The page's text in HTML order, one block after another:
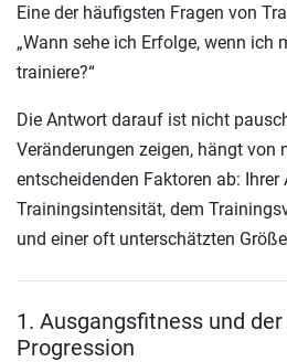
Eine der häufigsten Fragen von
„Wann sehe ich Erfolge, wenn ich
trainiere?“
Die Antwort darauf ist nicht
Veränderungen zeigen, hängt von
entscheidenden Faktoren ab:
Trainingsintensität, dem
und einer oft unterschätzten
1. Ausgangsfitness und
Progression